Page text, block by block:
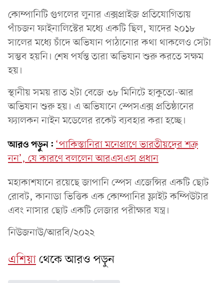
কোম্পানিটি গুগলের লুনার এক্সপ্রাইজ প্রতিযোগিতায়
পাঁচজন ফাইনালিস্টের মধ্যে একটি ছিল, যাদের ২০১৮
সালের মধ্যে চাঁদে অভিযান পাঠানোর কথা থাকলেও সেটা
সম্ভব হয়নি। শেষ পর্যন্ত তারা অভিযান শুরু করতে সক্ষম
হয়।
স্থানীয় সময় রাত ২টা বেজে ৩৮ মিনিটে হাকুতো-আর
অভিযান শুরু হয়। এ অভিযানে স্পেসএক্স প্রতিষ্ঠানের
ফ্যালকন নাইন মডেলের রকেট ব্যবহার করা হচ্ছে।
আরও পড়ুন: ‘পাকিস্তানিরা মনেপ্রাণে ভারতীয়দের শত্রু
নন’, যে কারণে বললেন আরএসএস প্রধান
মহাকাশযানে রয়েছে জাপানি স্পেস এজেন্সির একটি ছোট
রোবট, কানাডা ভিত্তিক এক কোম্পানির ফ্লাইট কম্পিউটার
এবং নাসার ছোট একটি লেজার পরীক্ষার যন্ত্র।
নিউজনাউ/আরবি/২০২২
এশিয়াথেকে আরও পড়ুন